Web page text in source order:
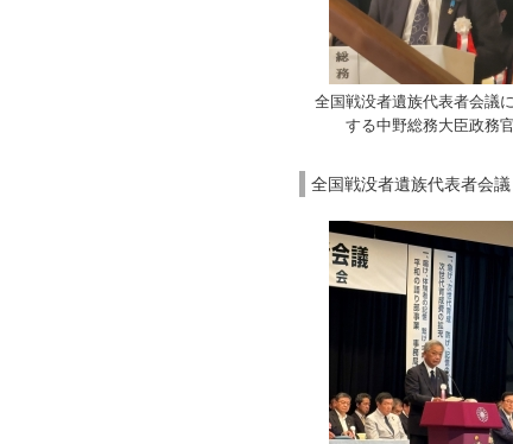
全国戦没者遺族代表者会議
する中野総務大臣政務官
全国戦没者遺族代表者会議